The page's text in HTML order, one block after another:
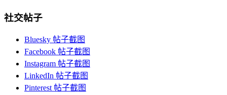
社交帖子
Bluesky 帖子截图
Facebook 帖子截图
Instagram 帖子截图
LinkedIn 帖子截图
Pinterest 帖子截图